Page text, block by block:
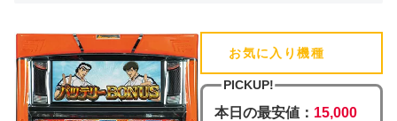
お気に入り機種
PICKUP!
本日の最安値： 15,000